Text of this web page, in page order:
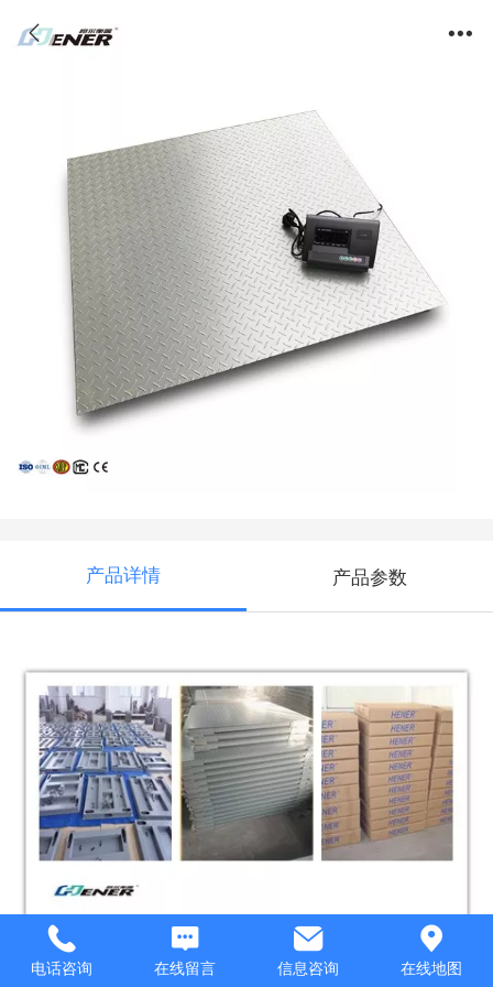
产品详情 产品参数
电话咨询 在线留言 信息咨询 在线地图